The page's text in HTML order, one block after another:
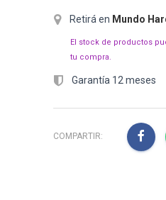
Retirá en Mundo
El stock de productos
tu compra.
Garantía 12 meses
COMPARTIR: